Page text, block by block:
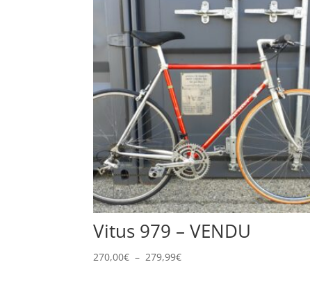
Vitus 979 – VENDU
270,00€ – 279,99€Plage